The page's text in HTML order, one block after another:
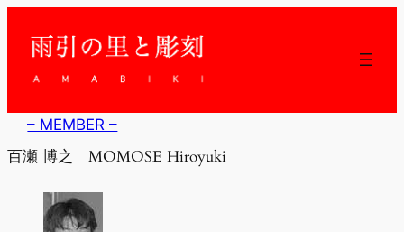
ッ
– MEMBER –
百瀬 博之 MOMOSE Hiroyuki